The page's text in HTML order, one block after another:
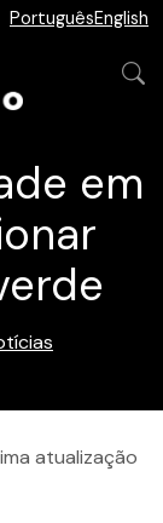
PortuguêsEnglish
em
atualização